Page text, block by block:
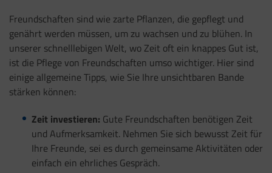
Freundschaften sind wie zarte Pflanzen, die gepflegt und
genährt werden müssen, um zu wachsen und zu blühen. In
unserer schnelllebigen Welt, wo Zeit oft ein knappes Gut ist,
ist die Pflege von Freundschaften umso wichtiger. Hier sind
einige allgemeine Tipps, wie Sie Ihre unsichtbaren Bande
stärken können:
Zeit investieren: Gute Freundschaften benötigen Zeit
und Aufmerksamkeit. Nehmen Sie sich bewusst Zeit für
Ihre Freunde, sei es durch gemeinsame Aktivitäten oder
einfach ein ehrliches Gespräch.